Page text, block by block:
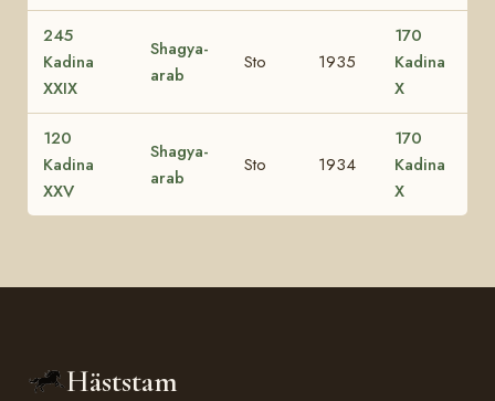
245
Kadina
XXIX
Shagya-
arab
Sto 1935
170
Kadina
X
120
Kadina
XXV
Shagya-
arab
Sto 1934
170
Kadina
X
Häststam